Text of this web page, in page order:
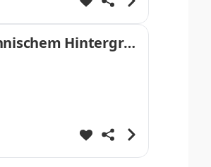
Hintergrun